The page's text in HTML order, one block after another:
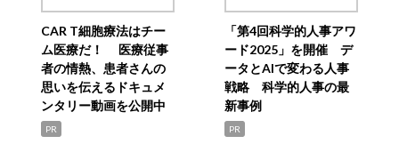
CAR T細胞療法はチー
ム医療だ！ 医療従事
者の情熱、患者さんの
思いを伝えるドキュメ
ンタリー動画を公開中
PR
「第4回科学的人事アワ
ード2025」を開催 デ
ータとAIで変わる人事
戦略 科学的人事の最
新事例
PR